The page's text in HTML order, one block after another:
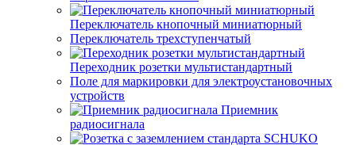
Переключатель кнопочный миниатюрный
Переключатель трехступенчатый
Переходник розетки мультистандартный
Поле для маркировки для электроустановочных
устройств
Приемник
радиосигнала